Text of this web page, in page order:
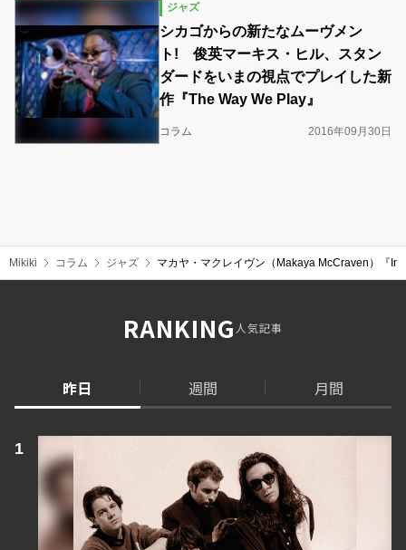
ジャズ
シカゴからの新たなムーヴメン
ト! 俊英マーキス・ヒル、スタン
ダードをいまの視点でプレイした新
作『The Way We Play』
コラム 2016年09月30日
Mikiki コラム ジャズ マカヤ・マクレイヴン（Makaya McCraven）『
RANKING人気記事
昨日 週間 月間